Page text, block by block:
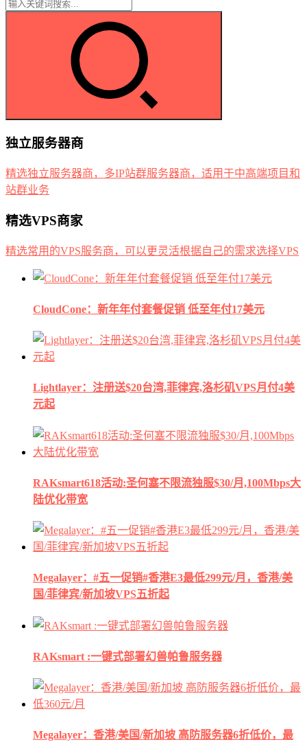
独立服务器商
精选独立服务器商，多IP站群服务器商，适用于中高端项目和
站群业务
精选VPS商家
精选常用的VPS服务商，可以更灵活根据自己的需求选择VPS
CloudCone：新年年付套餐促销 低至年付17美元
Lightlayer：注册送$20台湾,菲律宾,洛杉矶VPS月付4美
元起
RAKsmart618活动:圣何塞不限流独服$30/月,100Mbps大
陆优化带宽
Megalayer：#五一促销#香港E3最低299元/月，香港/美
国/菲律宾/新加坡VPS五折起
RAKsmart :一键式部署幻兽帕鲁服务器
Megalayer：香港/美国/新加坡 高防服务器6折低价，最